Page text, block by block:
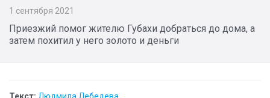
1 сентября 2021
Приезжий помог жителю Губахи добраться до дома, а
затем похитил у него золото и деньги
Текст: Людмила Лебедева